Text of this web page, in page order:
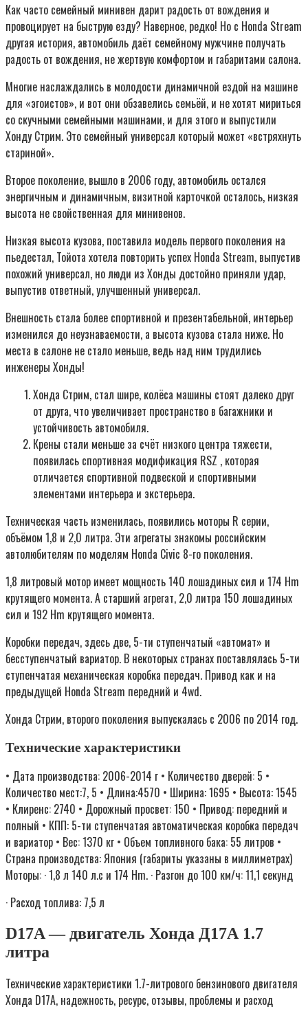
Как часто семейный минивен дарит радость от вождения и
провоцирует на быструю езду? Наверное, редко! Но с Honda Stream
другая история, автомобиль даёт семейному мужчине получать
радость от вождения, не жертвую комфортом и габаритами салона.
Многие наслаждались в молодости динамичной ездой на машине
для «эгоистов», и вот они обзавелись семьёй, и не хотят мириться
со скучными семейными машинами, и для этого и выпустили
Хонду Стрим. Это семейный универсал который может «встряхнуть
стариной».
Второе поколение, вышло в 2006 году, автомобиль остался
энергичным и динамичным, визитной карточкой осталось, низкая
высота не свойственная для минивенов.
Низкая высота кузова, поставила модель первого поколения на
пьедестал, Тойота хотела повторить успех Honda Stream, выпустив
похожий универсал, но люди из Хонды достойно приняли удар,
выпустив ответный, улучшенный универсал.
Внешность стала более спортивной и презентабельной, интерьер
изменился до неузнаваемости, а высота кузова стала ниже. Но
места в салоне не стало меньше, ведь над ним трудились
инженеры Хонды!
Хонда Стрим, стал шире, колёса машины стоят далеко друг
от друга, что увеличивает пространство в багажники и
устойчивость автомобиля.
Крены стали меньше за счёт низкого центра тяжести,
появилась спортивная модификация RSZ , которая
отличается спортивной подвеской и спортивными
элементами интерьера и экстерьера.
Техническая часть изменилась, появились моторы R серии,
объёмом 1,8 и 2,0 литра. Эти агрегаты знакомы российским
автолюбителям по моделям Honda Civic 8-го поколения.
1,8 литровый мотор имеет мощность 140 лошадиных сил и 174 Hm
крутящего момента. А старший агрегат, 2,0 литра 150 лошадиных
сил и 192 Hm крутящего момента.
Коробки передач, здесь две, 5-ти ступенчатый «автомат» и
бесступенчатый вариатор. В некоторых странах поставлялась 5-ти
ступенчатая механическая коробка передач. Привод как и на
предыдущей Honda Stream передний и 4wd.
Хонда Стрим, второго поколения выпускалась с 2006 по 2014 год.
Технические характеристики
• Дата производства: 2006-2014 г • Количество дверей: 5 •
Количество мест:7, 5 • Длина:4570 • Ширина: 1695 • Высота: 1545
• Клиренс: 2740 • Дорожный просвет: 150 • Привод: передний и
полный • КПП: 5-ти ступенчатая автоматическая коробка передач
и вариатор • Вес: 1370 кг • Объем топливного бака: 55 литров •
Страна производства: Япония (габариты указаны в миллиметрах)
Моторы: · 1,8 л 140 л.с и 174 Hm. · Разгон до 100 км/ч: 11,1 секунд
· Расход топлива: 7,5 л
D17A — двигатель Хонда Д17А 1.7
литра
Технические характеристики 1.7-литрового бензинового двигателя
Хонда D17A, надежность, ресурс, отзывы, проблемы и расход